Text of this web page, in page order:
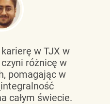
w TJX w
różnicę w
pomagając w
integralność
całym świecie.